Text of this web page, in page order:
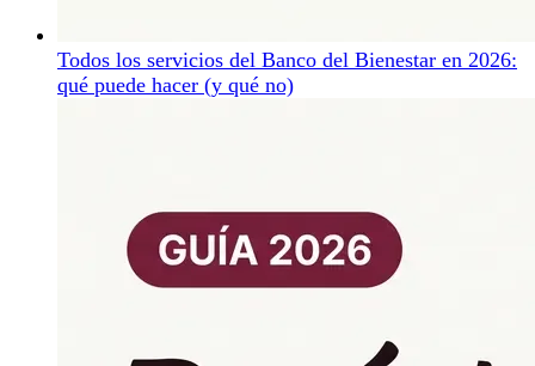
Todos los servicios del Banco del Bienestar en 2026:
qué puede hacer (y qué no)